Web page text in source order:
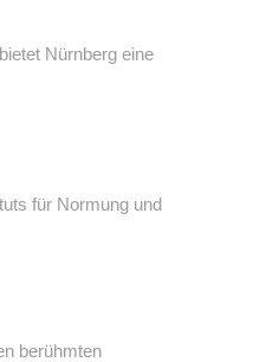
Nürnberg eine
für Normung und
berühmten